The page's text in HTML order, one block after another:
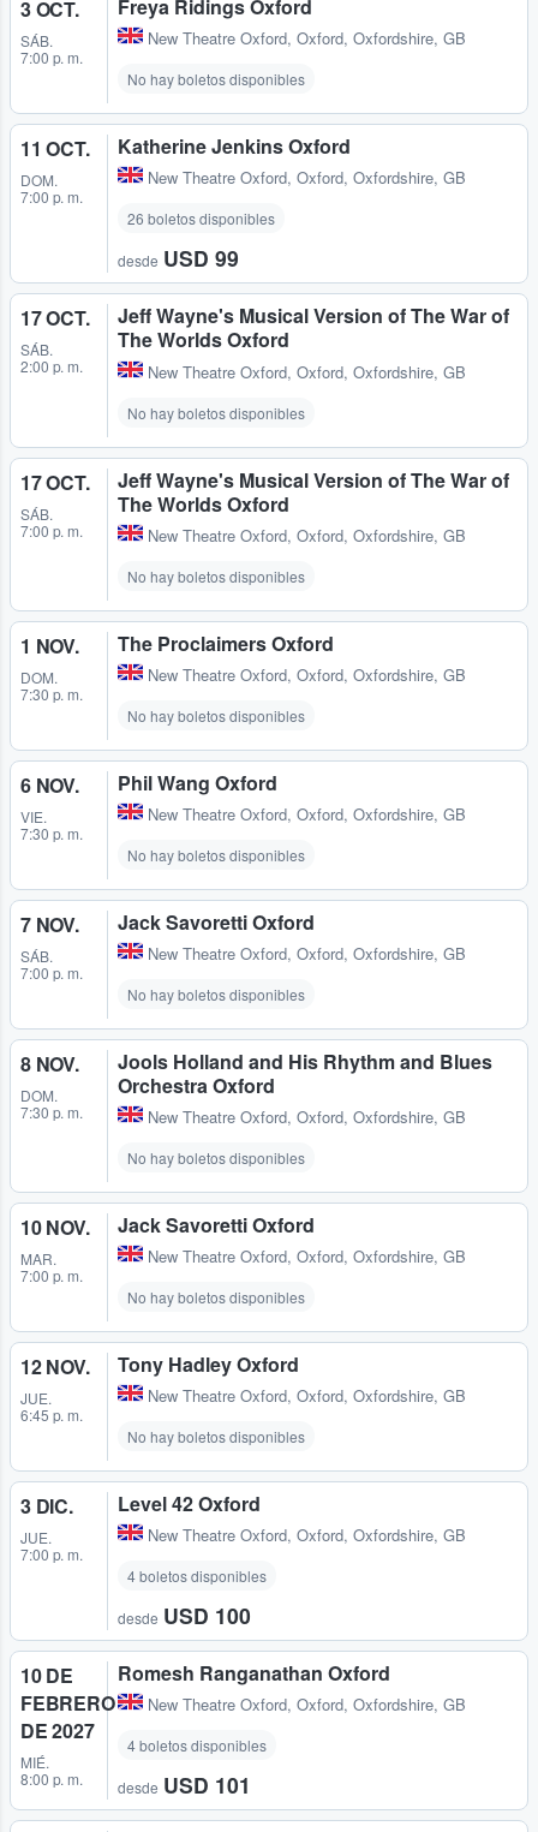
3 OCT.
SÁB.
7:00 p. m.
Freya Ridings Oxford
New Theatre Oxford, Oxford, Oxfordshire, GB
No hay boletos disponibles
11 OCT.
DOM.
7:00 p. m.
Katherine Jenkins Oxford
New Theatre Oxford, Oxford, Oxfordshire, GB
26 boletos disponibles
desde USD 99
17 OCT.
SÁB.
2:00 p. m.
Jeff Wayne's Musical Version of The War of
The Worlds Oxford
New Theatre Oxford, Oxford, Oxfordshire, GB
No hay boletos disponibles
17 OCT.
SÁB.
7:00 p. m.
Jeff Wayne's Musical Version of The War of
The Worlds Oxford
New Theatre Oxford, Oxford, Oxfordshire, GB
No hay boletos disponibles
1 NOV.
DOM.
7:30 p. m.
The Proclaimers Oxford
New Theatre Oxford, Oxford, Oxfordshire, GB
No hay boletos disponibles
6 NOV.
VIE.
7:30 p. m.
Phil Wang Oxford
New Theatre Oxford, Oxford, Oxfordshire, GB
No hay boletos disponibles
7 NOV.
SÁB.
7:00 p. m.
Jack Savoretti Oxford
New Theatre Oxford, Oxford, Oxfordshire, GB
No hay boletos disponibles
8 NOV.
DOM.
7:30 p. m.
Jools Holland and His Rhythm and Blues
Orchestra Oxford
New Theatre Oxford, Oxford, Oxfordshire, GB
No hay boletos disponibles
10 NOV.
MAR.
7:00 p. m.
Jack Savoretti Oxford
New Theatre Oxford, Oxford, Oxfordshire, GB
No hay boletos disponibles
12 NOV.
JUE.
6:45 p. m.
Tony Hadley Oxford
New Theatre Oxford, Oxford, Oxfordshire, GB
No hay boletos disponibles
3 DIC.
JUE.
7:00 p. m.
Level 42 Oxford
New Theatre Oxford, Oxford, Oxfordshire, GB
4 boletos disponibles
desde USD 100
10 DE
FEBRERO
DE 2027
MIÉ.
8:00 p. m.
Romesh Ranganathan Oxford
New Theatre Oxford, Oxford, Oxfordshire, GB
4 boletos disponibles
desde USD 101